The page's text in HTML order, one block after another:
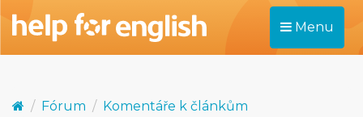
Menu
Fórum
Komentáře k článkům